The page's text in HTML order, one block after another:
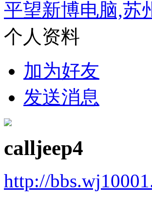
平望新博电脑,苏
个人资料
加为好友
发送消息
calljeep4
http://